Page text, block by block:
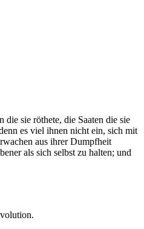
sie röthete, die Saaten die sie
es viel ihnen nicht ein, sich mit
aus ihrer Dumpfheit
als sich selbst zu halten; und